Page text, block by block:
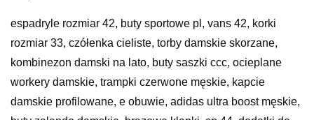
espadryle rozmiar 42, buty sportowe pl, vans 42, korki
rozmiar 33, czółenka cieliste, torby damskie skorzane,
kombinezon damski na lato, buty saszki ccc, ocieplane
workery damskie, trampki czerwone męskie, kapcie
damskie profilowane, е obuwie, adidas ultra boost męskie,